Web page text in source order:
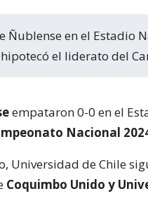
el liderato del
empataron 0-0 en el
Nacional
Universidad de Chile
Coquimbo Unido y